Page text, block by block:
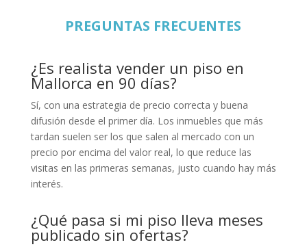
PREGUNTAS FRECUENTES
¿Es realista vender un piso en
Mallorca en 90 días?
Sí, con una estrategia de precio correcta y buena
difusión desde el primer día. Los inmuebles que más
tardan suelen ser los que salen al mercado con un
precio por encima del valor real, lo que reduce las
visitas en las primeras semanas, justo cuando hay más
interés.
¿Qué pasa si mi piso lleva meses
publicado sin ofertas?